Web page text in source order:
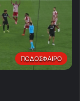
ΠΟΔΟΣΦΑΙΡΟ